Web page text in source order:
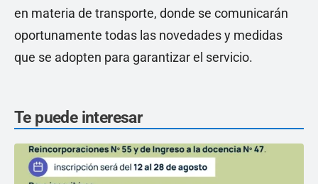
en materia de transporte, donde se comunicarán
oportunamente todas las novedades y medidas
que se adopten para garantizar el servicio.
Te puede interesar